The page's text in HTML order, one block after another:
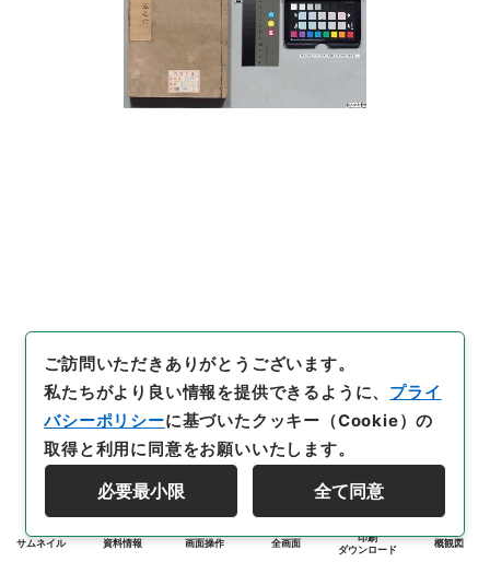
サムネイル 資料情報 画面操作 全画面
印刷
ダウンロード
概観図
ご訪問いただきありがとうございます。
私たちがより良い情報を提供できるように、 プライ
バシーポリシーに基づいたクッキー（Cookie）の
取得と利用に同意をお願いいたします。
必要最小限 全て同意